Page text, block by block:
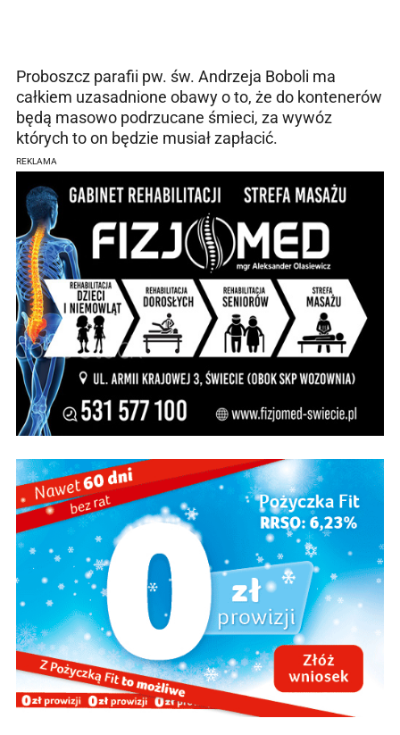
Proboszcz parafii pw. św. Andrzeja Boboli ma
całkiem uzasadnione obawy o to, że do kontenerów
będą masowo podrzucane śmieci, za wywóz
których to on będzie musiał zapłacić.
REKLAMA